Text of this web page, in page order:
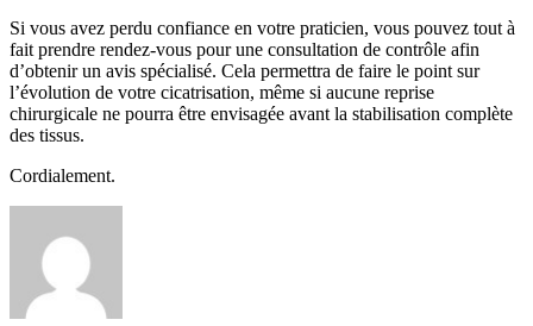
Si vous avez perdu confiance en votre praticien, vous pouvez tout à
fait prendre rendez-vous pour une consultation de contrôle afin
d’obtenir un avis spécialisé. Cela permettra de faire le point sur
l’évolution de votre cicatrisation, même si aucune reprise
chirurgicale ne pourra être envisagée avant la stabilisation complète
des tissus.
Cordialement.